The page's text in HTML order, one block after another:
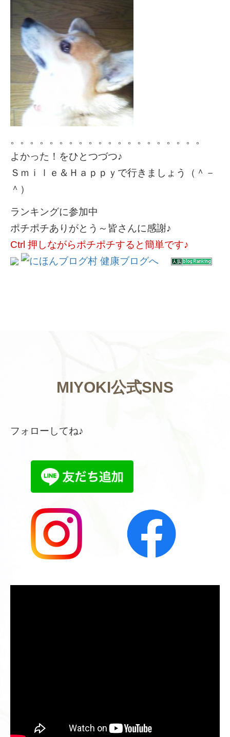
。。。。。。。。。。。。。。。。。。。。
よかった！をひとつづつ♪
Ｓｍｉｌｅ＆Ｈａｐｐｙで行きましょう（＾－
＾）
ランキングに参加中
ポチポチありがとう～皆さんに感謝♪
Ctrl 押しながらポチポチすると簡単です♪
MIYOKI公式SNS
フォローしてね♪